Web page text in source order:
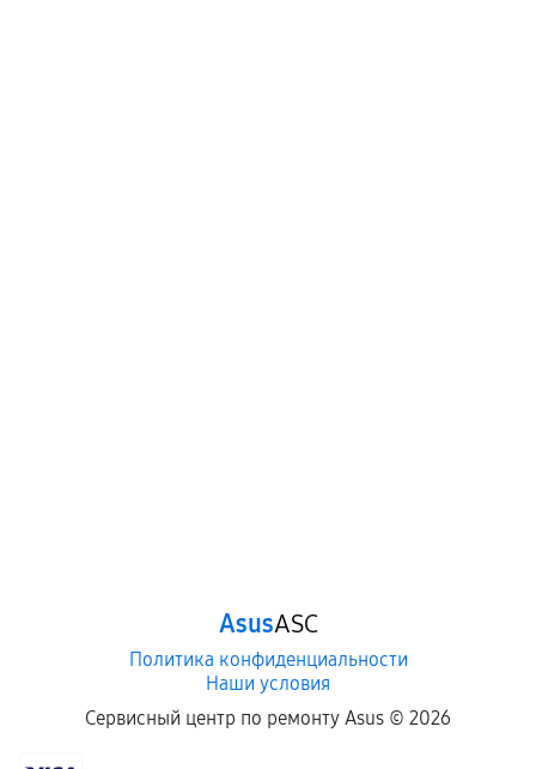
AsusASC
Политика конфиденциальности
Наши условия
Сервисный центр по ремонту Asus © 2026